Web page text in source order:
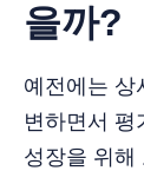
을까?
예전에는 상
변하면서 평
성장을 위해